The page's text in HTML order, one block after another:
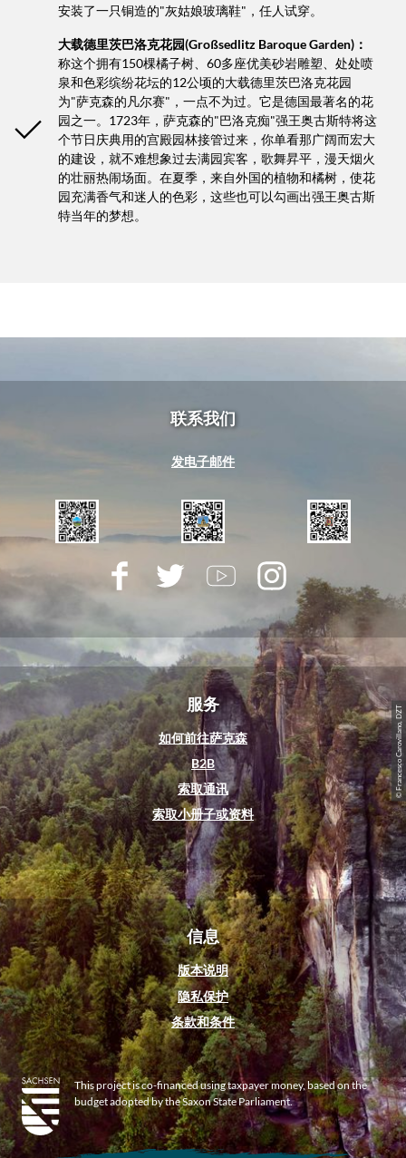
安装了一只铜造的"灰姑娘玻璃鞋"，任人试穿。
大载德里茨巴洛克花园(Großsedlitz Baroque Garden)：
称这个拥有150棵橘子树、60多座优美砂岩雕塑、处处喷
泉​​和色彩缤纷花坛的12公顷的大载德里茨巴洛克花园
为"萨克森的凡尔赛"，一点不为过。它是德国最著名的花
园之一。1723年，萨克森的"巴洛克痴"强王奥古斯特将这
个节日庆典用的宫殿园林接管过来，你单看那广阔而宏大
的建设，就不难想象过去满园宾客，歌舞昇平，漫天烟火
的壮丽热闹场面。在夏季，来自外国的植物和橘树，使花
园充满香气和迷人的色彩，这些也可以勾画出强王奥古斯
特当年的梦想。
© Francesco Carovillano, DZT
联系我们
发电子邮件
e
b
o
o
k
t
t
e
r
u
u
b
e
s
t
a
g
r
a
m
服务
如何前往萨克森
B2B
索取通讯
索取小册子或资料
信息
版本说明
隐私保护
条款和条件
This project is co-financed using taxpayer money, based on the
budget adopted by the Saxon State Parliament.